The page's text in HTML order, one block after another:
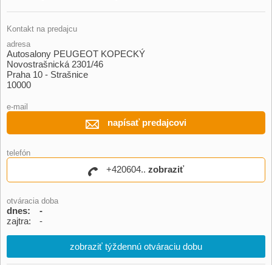
Kontakt na predajcu
adresa
Autosalony PEUGEOT KOPECKÝ
Novostrašnická 2301/46
Praha 10 - Strašnice
10000
e-mail
napísať predajcovi
telefón
+420604.. zobraziť
otváracia doba
dnes:
-
zajtra:
-
zobraziť týždennú otváraciu dobu